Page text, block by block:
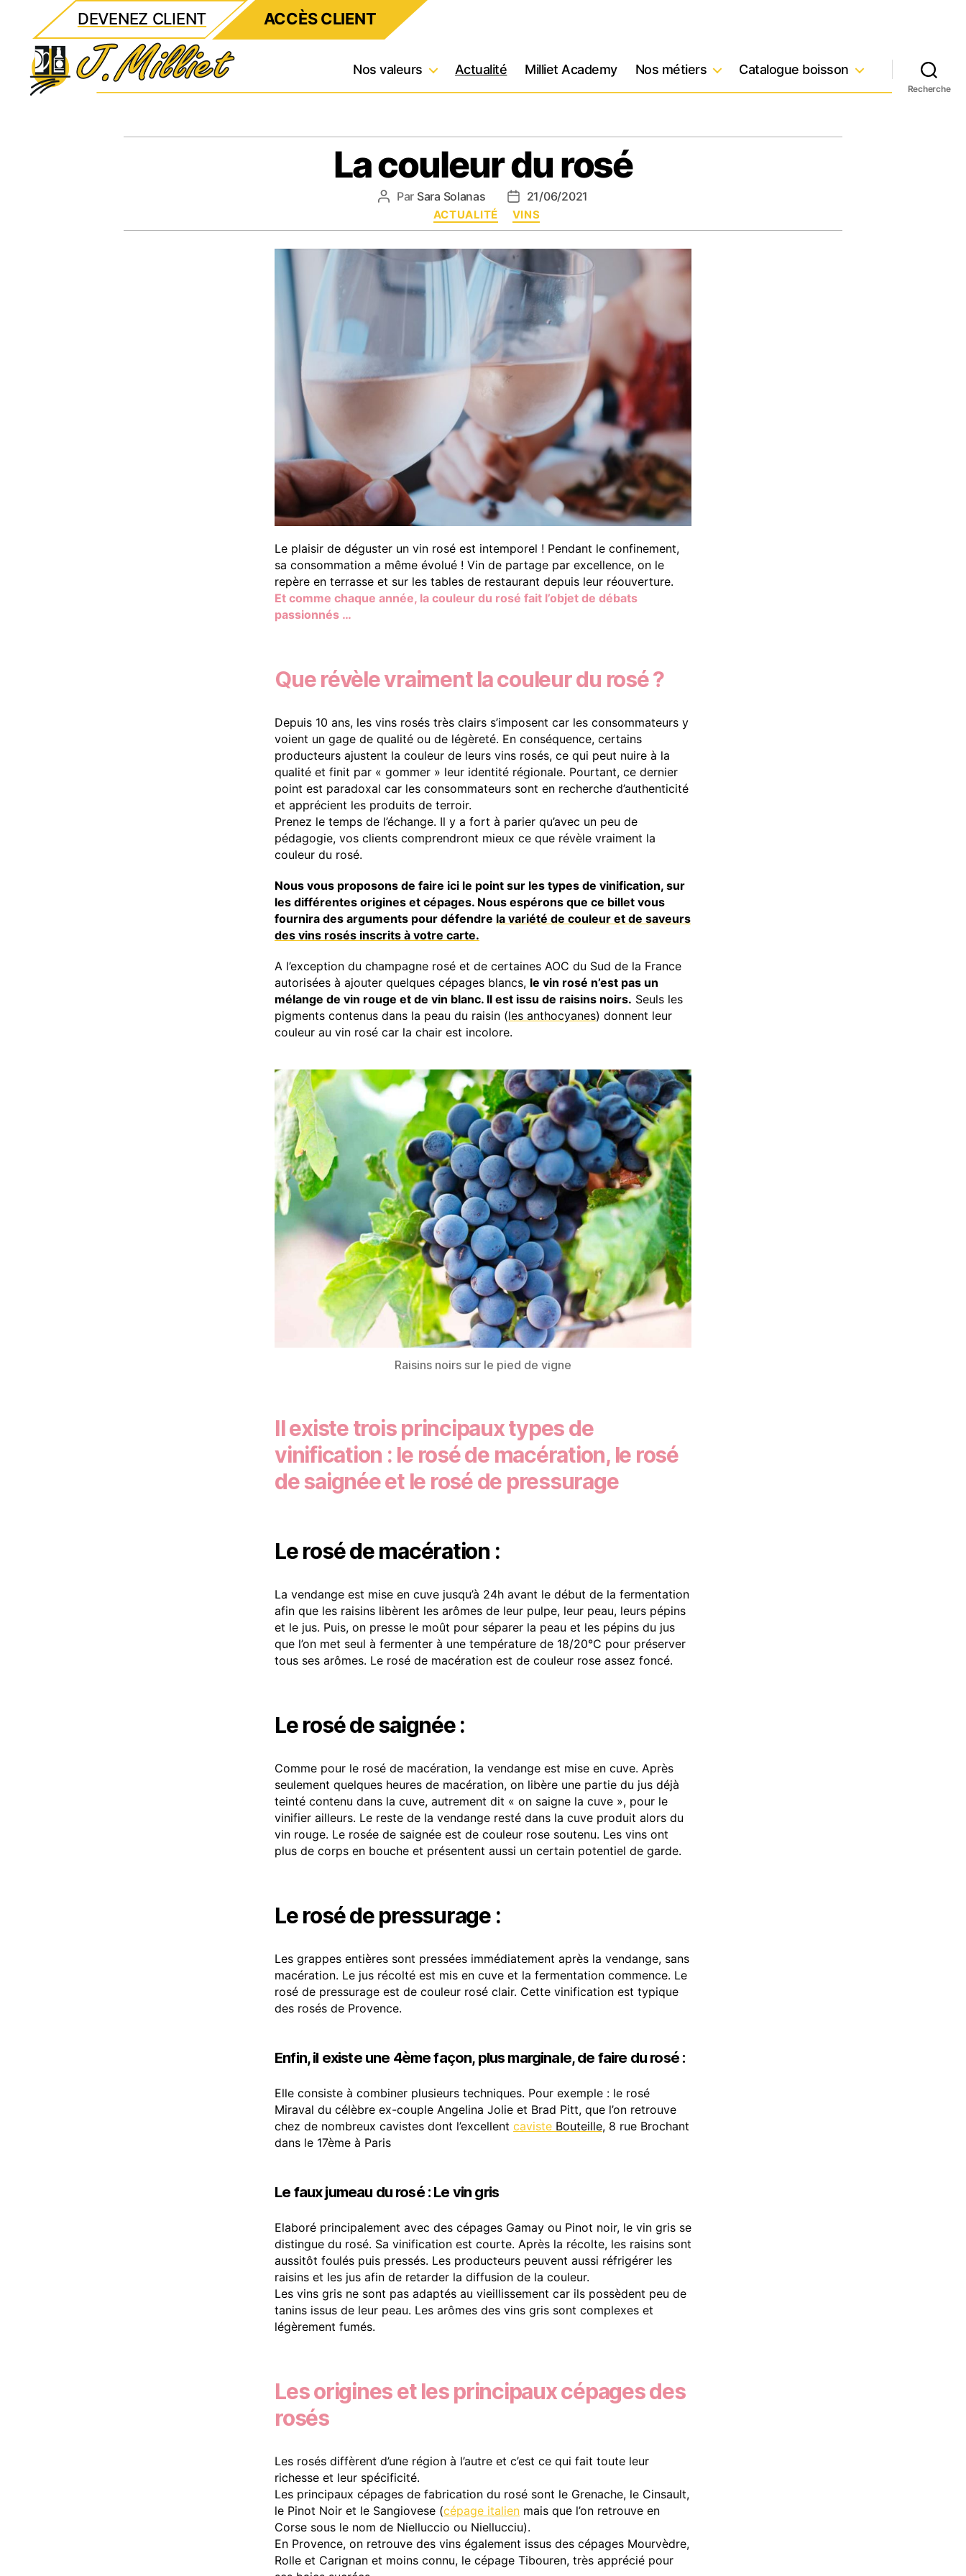
DEVENEZ CLIENT ACCÈS CLIENT
Nos valeurs Actualité Milliet Academy Nos métiers Catalogue boisson
Recherche
La couleur du rosé
Auteur
l’article
Par Sara Solanas
Date
de
l’article
21/06/2021
Catégories
ACTUALITÉ VINS
Le plaisir de déguster un vin rosé est intemporel ! Pendant le confinement,
sa consommation a même évolué ! Vin de partage par excellence, on le
repère en terrasse et sur les tables de restaurant depuis leur réouverture.
Et comme chaque année, la couleur du rosé fait l’objet de débats
passionnés …
Que révèle vraiment la couleur du rosé ?
Depuis 10 ans, les vins rosés très clairs s’imposent car les consommateurs y
voient un gage de qualité ou de légèreté. En conséquence, certains
producteurs ajustent la couleur de leurs vins rosés, ce qui peut nuire à la
qualité et finit par « gommer » leur identité régionale. Pourtant, ce dernier
point est paradoxal car les consommateurs sont en recherche d’authenticité
et apprécient les produits de terroir.
Prenez le temps de l’échange. Il y a fort à parier qu’avec un peu de
pédagogie, vos clients comprendront mieux ce que révèle vraiment la
couleur du rosé.
Nous vous proposons de faire ici le point sur les types de vinification, sur
les différentes origines et cépages. Nous espérons que ce billet vous
fournira des arguments pour défendre la variété de couleur et de saveurs
des vins rosés inscrits à votre carte.
A l’exception du champagne rosé et de certaines AOC du Sud de la France
autorisées à ajouter quelques cépages blancs, le vin rosé n’est pas un
mélange de vin rouge et de vin blanc. Il est issu de raisins noirs. Seuls les
pigments contenus dans la peau du raisin (les anthocyanes) donnent leur
couleur au vin rosé car la chair est incolore.
Raisins noirs sur le pied de vigne
Il existe trois principaux types de
vinification : le rosé de macération, le rosé
de saignée et le rosé de pressurage
Le rosé de macération :
La vendange est mise en cuve jusqu’à 24h avant le début de la fermentation
afin que les raisins libèrent les arômes de leur pulpe, leur peau, leurs pépins
et le jus. Puis, on presse le moût pour séparer la peau et les pépins du jus
que l’on met seul à fermenter à une température de 18/20°C pour préserver
tous ses arômes. Le rosé de macération est de couleur rose assez foncé.
Le rosé de saignée :
Comme pour le rosé de macération, la vendange est mise en cuve. Après
seulement quelques heures de macération, on libère une partie du jus déjà
teinté contenu dans la cuve, autrement dit « on saigne la cuve », pour le
vinifier ailleurs. Le reste de la vendange resté dans la cuve produit alors du
vin rouge. Le rosée de saignée est de couleur rose soutenu. Les vins ont
plus de corps en bouche et présentent aussi un certain potentiel de garde.
Le rosé de pressurage :
Les grappes entières sont pressées immédiatement après la vendange, sans
macération. Le jus récolté est mis en cuve et la fermentation commence. Le
rosé de pressurage est de couleur rosé clair. Cette vinification est typique
des rosés de Provence.
Enfin, il existe une 4ème façon, plus marginale, de faire du rosé :
Elle consiste à combiner plusieurs techniques. Pour exemple : le rosé
Miraval du célèbre ex-couple Angelina Jolie et Brad Pitt, que l’on retrouve
chez de nombreux cavistes dont l’excellent caviste Bouteille, 8 rue Brochant
dans le 17ème à Paris
Le faux jumeau du rosé : Le vin gris
Elaboré principalement avec des cépages Gamay ou Pinot noir, le vin gris se
distingue du rosé. Sa vinification est courte. Après la récolte, les raisins sont
aussitôt foulés puis pressés. Les producteurs peuvent aussi réfrigérer les
raisins et les jus afin de retarder la diffusion de la couleur.
Les vins gris ne sont pas adaptés au vieillissement car ils possèdent peu de
tanins issus de leur peau. Les arômes des vins gris sont complexes et
légèrement fumés.
Les origines et les principaux cépages des
rosés
Les rosés diffèrent d’une région à l’autre et c’est ce qui fait toute leur
richesse et leur spécificité.
Les principaux cépages de fabrication du rosé sont le Grenache, le Cinsault,
le Pinot Noir et le Sangiovese (cépage italien mais que l’on retrouve en
Corse sous le nom de Nielluccio ou Niellucciu).
En Provence, on retrouve des vins également issus des cépages Mourvèdre,
Rolle et Carignan et moins connu, le cépage Tibouren, très apprécié pour